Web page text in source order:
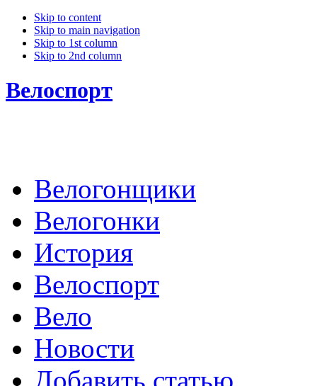
Skip to content
Skip to main navigation
Skip to 1st column
Skip to 2nd column
Велоспорт
Велогонщики
Велогонки
История
Велоспорт
Вело
Новости
Добавить статью